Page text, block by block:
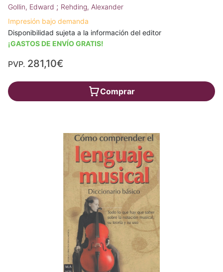
Gollin, Edward ; Rehding, Alexander
Impresión bajo demanda
Disponibilidad sujeta a la información del editor
¡GASTOS DE ENVÍO GRATIS!
PVP. 281,10€
Comprar